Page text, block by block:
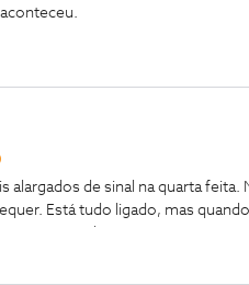
alargados de sinal na quarta feita.
Está tudo ligado, mas
se a rede sem existisse. Não
fazer nova conexão dos